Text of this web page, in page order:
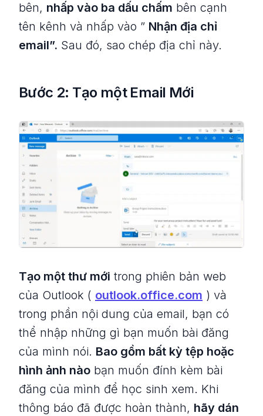
bên, nhấp vào ba dấu chấm bên cạnh
tên kênh và nhấp vào ” Nhận địa chỉ
email”. Sau đó, sao chép địa chỉ này.
Bước 2: Tạo một Email Mới
Tạo một thư mới trong phiên bản web
của Outlook ( outlook.office.com ) và
trong phần nội dung của email, bạn có
thể nhập những gì bạn muốn bài đăng
của mình nói. Bao gồm bất kỳ tệp hoặc
hình ảnh nào bạn muốn đính kèm bài
đăng của mình để học sinh xem. Khi
thông báo đã được hoàn thành, hãy dán